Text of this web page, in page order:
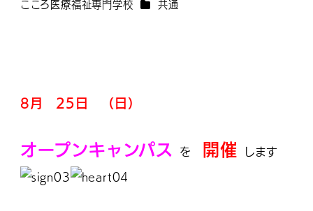
著
こころ医療福祉専門学校 共通
8月 25日 （日）
オープンキャンパス を 開催 します